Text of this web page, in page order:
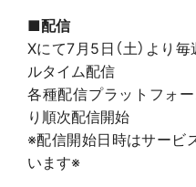
■配信
Xにて7月5日（土）よ
ルタイム配信
各種配信プラットフォ
り順次配信開始
※配信開始日時はサービ
います※